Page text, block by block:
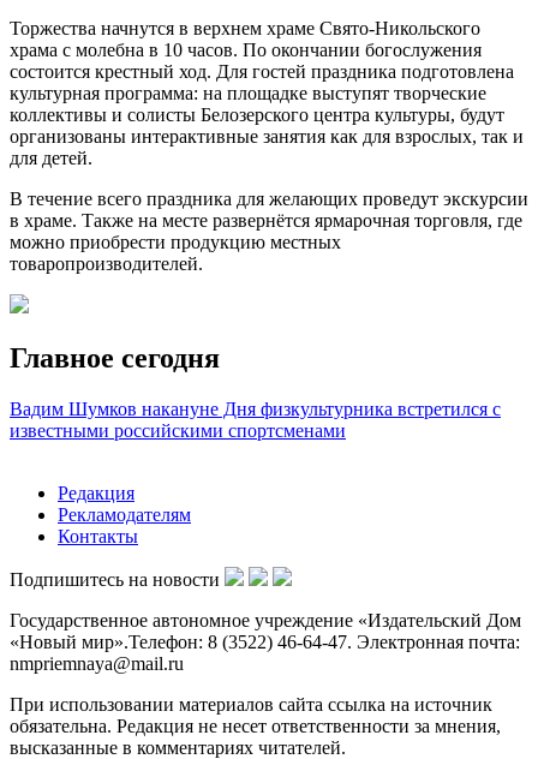
Торжества начнутся в верхнем храме Свято-Никольского
храма с молебна в 10 часов. По окончании богослужения
состоится крестный ход. Для гостей праздника подготовлена
культурная программа: на площадке выступят творческие
коллективы и солисты Белозерского центра культуры, будут
организованы интерактивные занятия как для взрослых, так и
для детей.
В течение всего праздника для желающих проведут экскурсии
в храме. Также на месте развернётся ярмарочная торговля, где
можно приобрести продукцию местных
товаропроизводителей.
Главное сегодня
Вадим Шумков накануне Дня физкультурника встретился с
известными российскими спортсменами
Редакция
Рекламодателям
Контакты
Подпишитесь на новости
Государственное автономное учреждение «Издательский Дом
«Новый мир».Телефон: 8 (3522) 46-64-47. Электронная почта:
nmpriemnaya@mail.ru
При использовании материалов сайта ссылка на источник
обязательна. Редакция не несет ответственности за мнения,
высказанные в комментариях читателей.